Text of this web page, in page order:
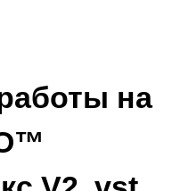
на